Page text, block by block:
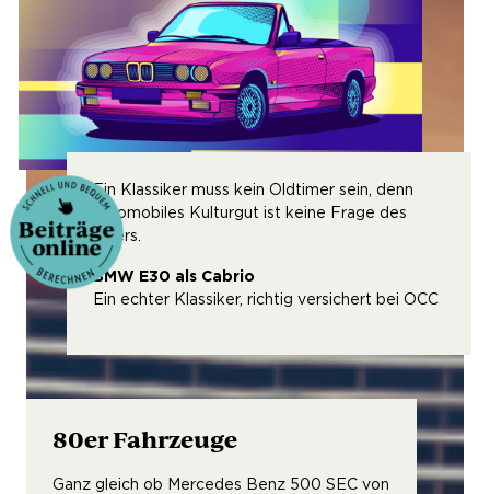
Ein Klassiker muss kein Oldtimer sein, denn
automobiles Kulturgut ist keine Frage des
Alters.
BMW E30 als Cabrio
Ein echter Klassiker, richtig versichert bei OCC
80er Fahrzeuge
Ganz gleich ob Mercedes Benz 500 SEC von